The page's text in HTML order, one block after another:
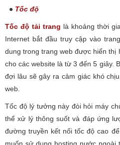
● Tốc độ
Tốc độ tải trang là khoảng thời
Internet bắt đầu truy cập vào
dung trong trang web được hiển thị
cho các website là từ 3 đến 5 giây.
đợi lâu sẽ gây ra cảm giác khó
web.
Tốc độ lý tưởng này đòi hỏi máy
thể xử lý thông suốt và đáp ứng
đường truyền kết nối tốc độ cao
muốn sử dụng hosting nước ngoài